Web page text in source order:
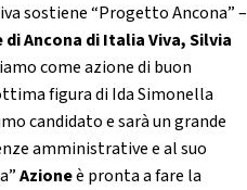
sostiene “Progetto Ancona” –
Ancona di Italia Viva, Silvia
come azione di buon
figura di Ida Simonella
candidato e sarà un grande
amministrative e al suo
Azioneè pronta a fare la